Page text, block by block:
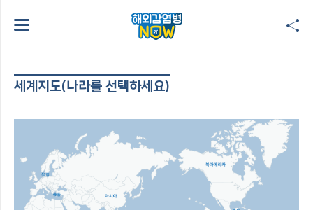
세계지도(나라를 선택하세요)